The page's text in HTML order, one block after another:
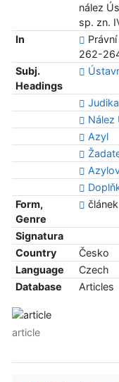
nález
sp. zn.
In
262-
Subj.
Headings
Nález
Azyl
Form,
Genre
článek
Signatura
Country
Česko
Language
Czech
Database
Articles
article